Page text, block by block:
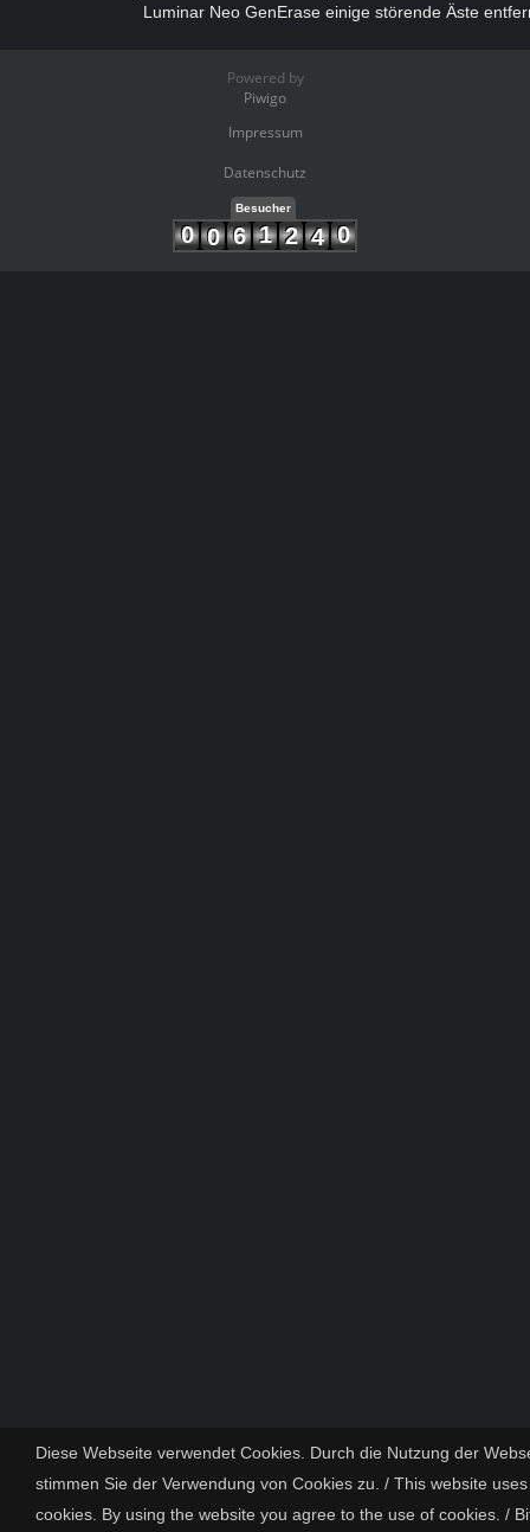
Diese Webseite verwendet Cookies. Durch die Nutzung der
stimmen Sie der Verwendung von Cookies zu. / This website uses
cookies. By using the website you agree to the use of cookies. /
Luminar Neo GenErase einige störende Äste
Powered by
Piwigo
Impressum
Datenschutz
Besucher
0 0 6 1 2 4 0